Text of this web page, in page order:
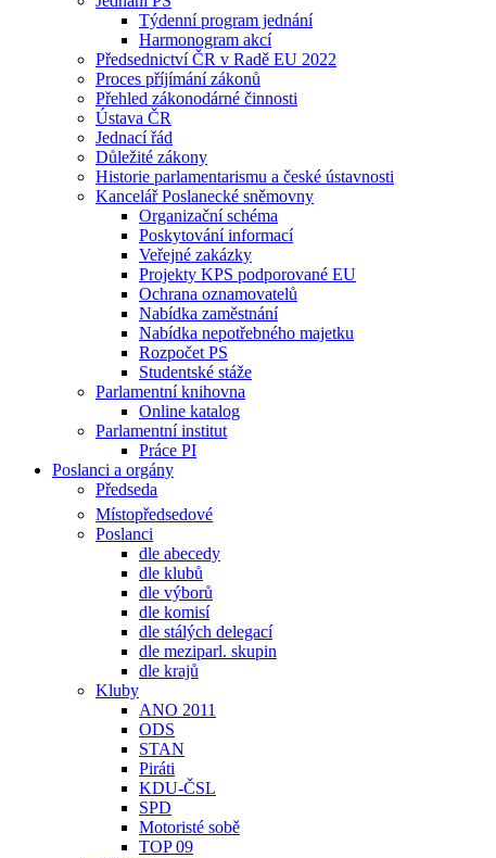
Týdenní program jednání
Harmonogram akcí
Předsednictví ČR v Radě EU 2022
Proces příjímání zákonů
Přehled zákonodárné činnosti
Ústava ČR
Jednací řád
Důležité zákony
Historie parlamentarismu a české ústavnosti
Kancelář Poslanecké sněmovny
Organizační schéma
Poskytování informací
Veřejné zakázky
Projekty KPS podporované EU
Ochrana oznamovatelů
Nabídka zaměstnání
Nabídka nepotřebného majetku
Rozpočet PS
Studentské stáže
Parlamentní knihovna
Online katalog
Parlamentní institut
Práce PI
Poslanci a orgány
Předseda
Místopředsedové
Poslanci
dle abecedy
dle klubů
dle výborů
dle komisí
dle stálých delegací
dle meziparl. skupin
dle krajů
Kluby
ANO 2011
ODS
STAN
Piráti
KDU-ČSL
SPD
Motoristé sobě
TOP 09